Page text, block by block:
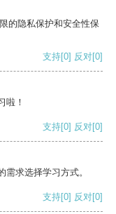
的隐私保护和安全性保
支持[0] 反对[0]
啦！
支持[0] 反对[0]
求选择学习方式。
支持[0] 反对[0]